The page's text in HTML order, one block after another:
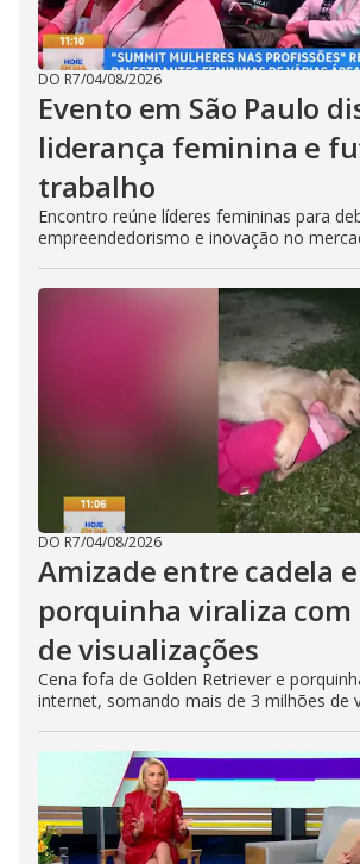
DO R7/04/08/2026
Evento em São Paulo
liderança feminina e
trabalho
Encontro reúne líderes femininas para
empreendedorismo e inovação no
DO R7/04/08/2026
Amizade entre cadela e
porquinha viraliza com
de visualizações
Cena fofa de Golden Retriever e
internet, somando mais de 3 milhões de